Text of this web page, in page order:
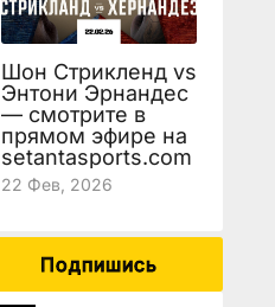
Шон Стрикленд vs
Энтони Эрнандес
— смотрите в
прямом эфире на
setantasports.com
22 Фев, 2026
Подпишись